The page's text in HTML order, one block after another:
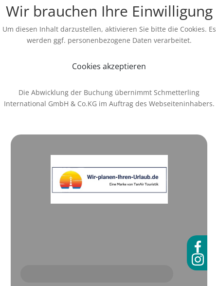
Wir brauchen Ihre Einwilligung
Um diesen Inhalt darzustellen, aktivieren Sie bitte die Cookies. Es
werden ggf. personenbezogene Daten verarbeitet.
Cookies akzeptieren
Die Abwicklung der Buchung übernimmt Schmetterling
International GmbH & Co.KG im Auftrag des Webseiteninhabers.